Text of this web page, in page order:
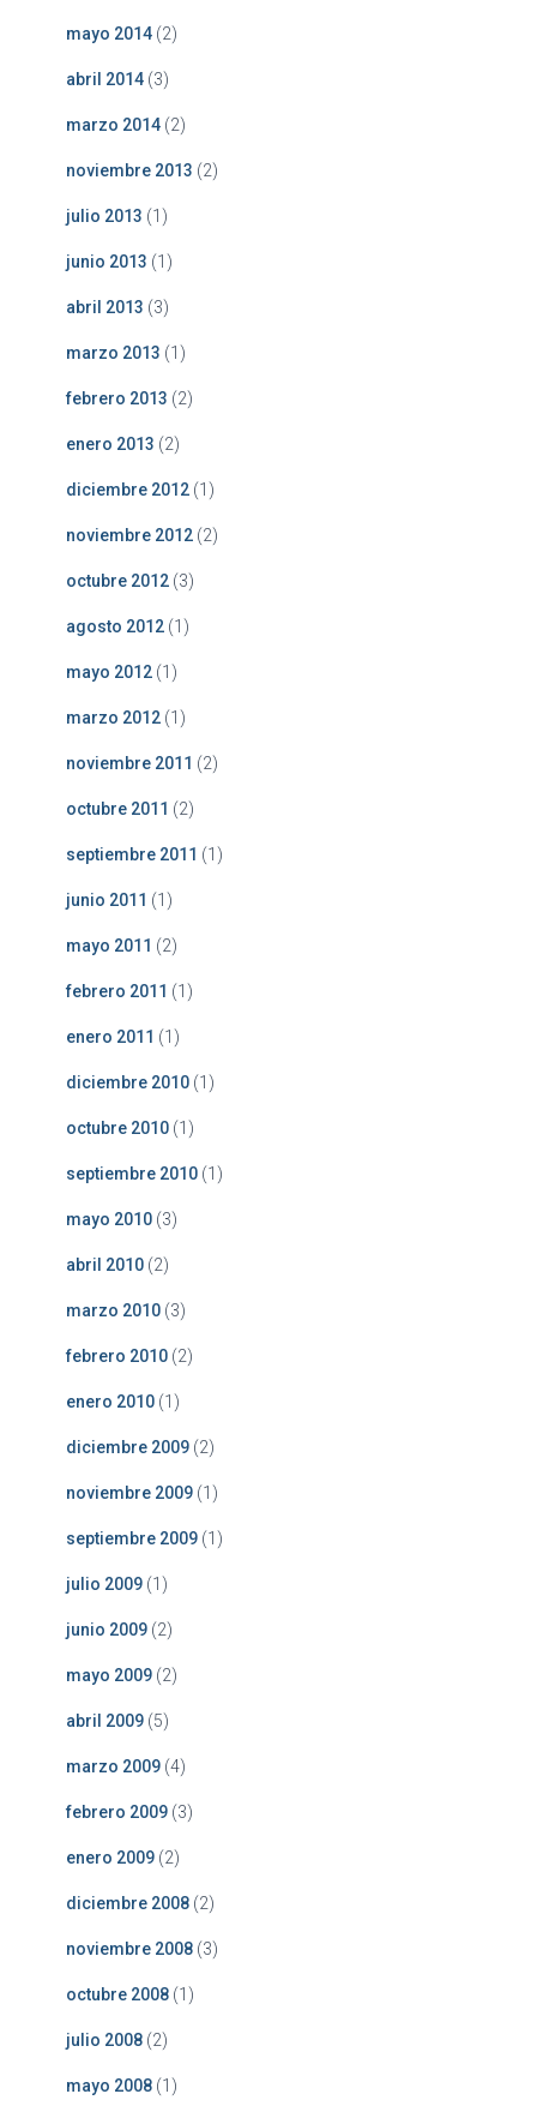
mayo 2014 (2)
abril 2014 (3)
marzo 2014 (2)
noviembre 2013 (2)
julio 2013 (1)
junio 2013 (1)
abril 2013 (3)
marzo 2013 (1)
febrero 2013 (2)
enero 2013 (2)
diciembre 2012 (1)
noviembre 2012 (2)
octubre 2012 (3)
agosto 2012 (1)
mayo 2012 (1)
marzo 2012 (1)
noviembre 2011 (2)
octubre 2011 (2)
septiembre 2011 (1)
junio 2011 (1)
mayo 2011 (2)
febrero 2011 (1)
enero 2011 (1)
diciembre 2010 (1)
octubre 2010 (1)
septiembre 2010 (1)
mayo 2010 (3)
abril 2010 (2)
marzo 2010 (3)
febrero 2010 (2)
enero 2010 (1)
diciembre 2009 (2)
noviembre 2009 (1)
septiembre 2009 (1)
julio 2009 (1)
junio 2009 (2)
mayo 2009 (2)
abril 2009 (5)
marzo 2009 (4)
febrero 2009 (3)
enero 2009 (2)
diciembre 2008 (2)
noviembre 2008 (3)
octubre 2008 (1)
julio 2008 (2)
mayo 2008 (1)